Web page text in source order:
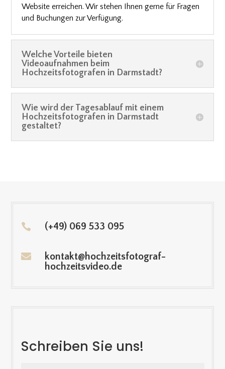
Website erreichen. Wir stehen Ihnen gerne für Fragen
und Buchungen zur Verfügung.
Welche Vorteile bieten
Videoaufnahmen beim
Hochzeitsfotografen in Darmstadt?
Wie wird der Tagesablauf mit einem
Hochzeitsfotografen in Darmstadt
gestaltet?
 (+49) 069 533 095

kontakt@hochzeitsfotograf-
hochzeitsvideo.de
Schreiben Sie uns!